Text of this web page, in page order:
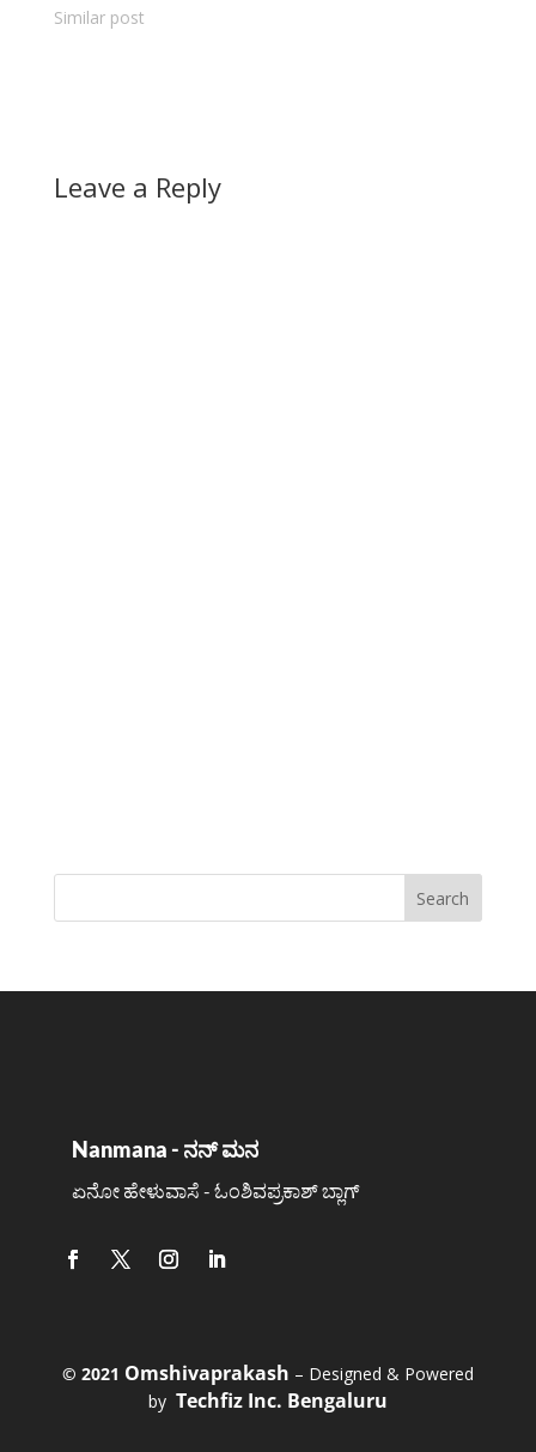
Similar post
Leave a Reply
Nanmana - ನನ್ ಮನ
ಏನೋ ಹೇಳುವಾಸೆ - ಓಂಶಿವಪ್ರಕಾಶ್ ಬ್ಲಾಗ್
©️ 2021 Omshivaprakash – Designed & Powered
by Techfiz Inc. Bengaluru